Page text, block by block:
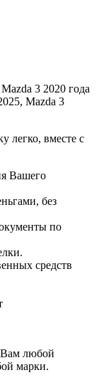
легко, вместе с
Вашего
без
по
средств
Вам любой
марки.